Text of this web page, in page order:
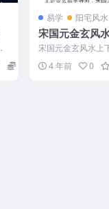
易学 阳宅风水
宋国元金玄风
宋国元金玄风水上
《金玄风水高级班
记》下册256页 宋...
4 年前 0